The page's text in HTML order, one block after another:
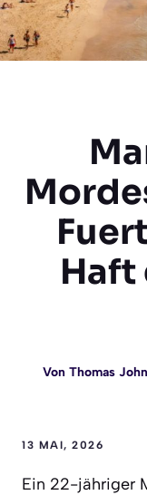
Haft
Von Thomas John
13 MAI, 2026
Ein 22-jähriger